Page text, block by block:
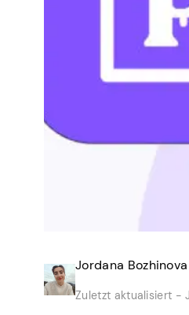
Jordana Bozhinova
Zuletzt aktualisiert -